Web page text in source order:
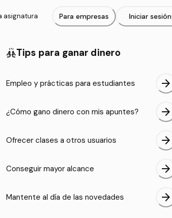
cheerTips para ganar dinero
Empleo y prácticas para estudiantes arrow_forward
¿Cómo gano dinero con mis apuntes? arrow_forward
Ofrecer clases a otros usuarios arrow_forward
Conseguir mayor alcance arrow_forward
Mantente al día de las novedades arrow_forward
asignatura Para empresas Iniciar sesión